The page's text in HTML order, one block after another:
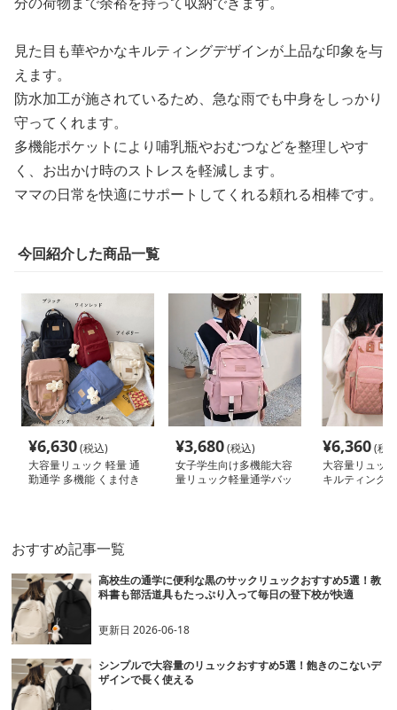
見た目も華やかなキルティングデザインが上品な印象を与
えます。
防水加工が施されているため、急な雨でも中身をしっかり
守ってくれます。
多機能ポケットにより哺乳瓶やおむつなどを整理しやす
く、お出かけ時のストレスを軽減します。
ママの日常を快適にサポートしてくれる頼れる相棒です。
今回紹介した商品一覧
¥6,630(税込)
大容量リュック 軽量 通
勤通学 多機能 くま付き
¥3,680(税込)
女子学生向け多機能大容
量リュック軽量通学バッ
¥6,360(税
大容量リュッ
キルティング
おすすめ記事一覧
高校生の通学に便利な黒のサックリュックおすすめ5選！教
科書も部活道具もたっぷり入って毎日の登下校が快適
更新日2026-06-18
シンプルで大容量のリュックおすすめ5選！飽きのこないデ
ザインで長く使える